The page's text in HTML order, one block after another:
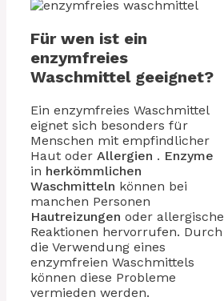
Für wen ist ein
enzymfreies
Waschmittel geeignet?
Ein enzymfreies Waschmittel
eignet sich besonders für
Menschen mit empfindlicher
Haut oder Allergien . Enzyme
in herkömmlichen
Waschmitteln können bei
manchen Personen
Hautreizungen oder allergische
Reaktionen hervorrufen. Durch
die Verwendung eines
enzymfreien Waschmittels
können diese Probleme
vermieden werden.